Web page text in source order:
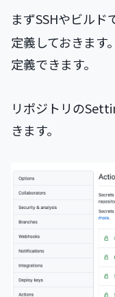
まずSSHやビルド
定義しておきま
定義できます。
リポジトリの
きます。